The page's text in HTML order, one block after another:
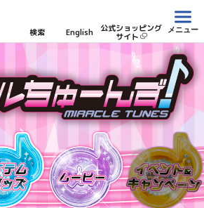
検索 English 公式ショッピング
サイト
メニュー